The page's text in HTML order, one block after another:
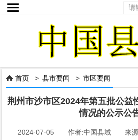

 首页 >县市要闻 >市区要闻
荆州市沙市区2024年第五批公益
情况的公示公
2024-07-05 作者:中国县域 来源: